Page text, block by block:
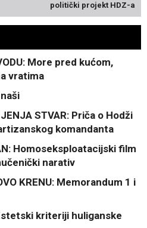
politički projekt HDZ-a
More pred kućom,
vratima
STVAR: Priča o Hodži
komandanta
Homoseksploatacijski film
narativ
KRENU: Memorandum 1 i
kriteriji huliganske